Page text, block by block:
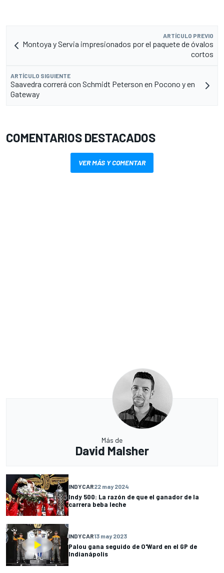
ARTÍCULO PREVIO
Montoya y Servia impresionados por el paquete de óvalos
cortos
ARTÍCULO SIGUIENTE
Saavedra correrá con Schmidt Peterson en Pocono y en
Gateway
COMENTARIOS DESTACADOS
VER MÁS Y COMENTAR
Más de
David Malsher
INDYCAR22 may 2024
Indy 500: La razón de que el ganador de la
carrera beba leche
INDYCAR13 may 2023
Palou gana seguido de O'Ward en el GP de
Indianápolis